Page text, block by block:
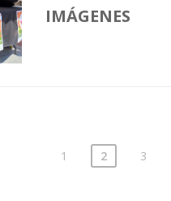
IMÁGENES
1 2 3